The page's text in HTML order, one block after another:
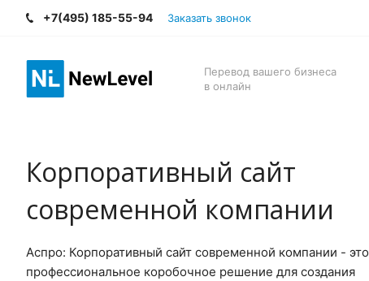
+7(495) 185-55-94 Заказать звонок
Перевод вашего бизнеса
в онлайн
Корпоративный сайт
современной компании
Аспро: Корпоративный сайт современной компании - это
профессиональное коробочное решение для создания